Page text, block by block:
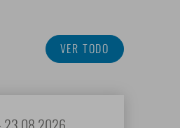
VER TODO